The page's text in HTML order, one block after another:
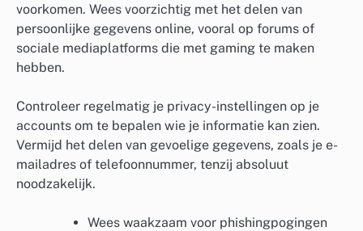
voorkomen. Wees voorzichtig met het delen van
persoonlijke gegevens online, vooral op forums of
sociale mediaplatforms die met gaming te maken
hebben.
Controleer regelmatig je privacy-instellingen op je
accounts om te bepalen wie je informatie kan zien.
Vermijd het delen van gevoelige gegevens, zoals je e-
mailadres of telefoonnummer, tenzij absoluut
noodzakelijk.
Wees waakzaam voor phishingpogingen